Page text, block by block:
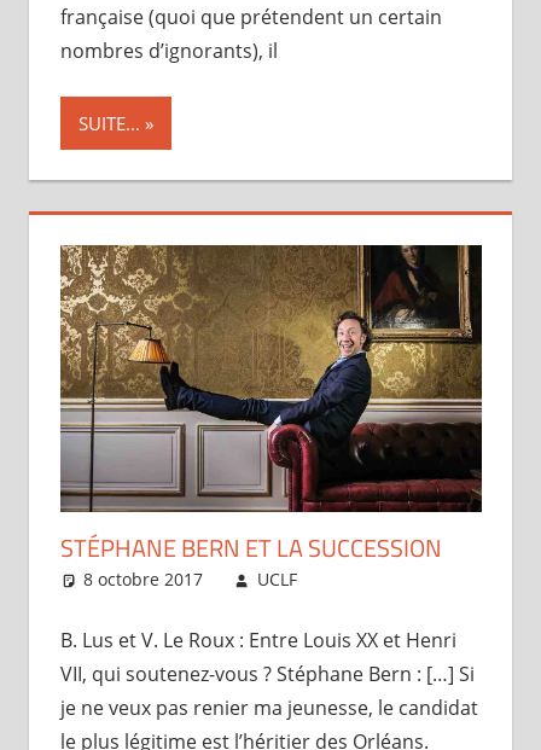
française (quoi que prétendent un certain
nombres d’ignorants), il
SUITE...
STÉPHANE BERN ET LA SUCCESSION
8 octobre 2017 UCLF
B. Lus et V. Le Roux : Entre Louis XX et Henri
VII, qui soutenez-vous ? Stéphane Bern : […] Si
je ne veux pas renier ma jeunesse, le candidat
le plus légitime est l’héritier des Orléans.